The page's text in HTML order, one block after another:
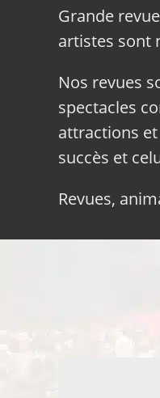
Grande
artistes sont
Nos revues
spectacles
attractions
succès et
Revues,